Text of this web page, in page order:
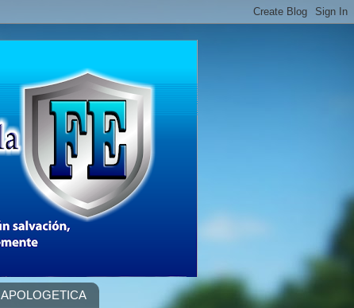
APOLOGETICA